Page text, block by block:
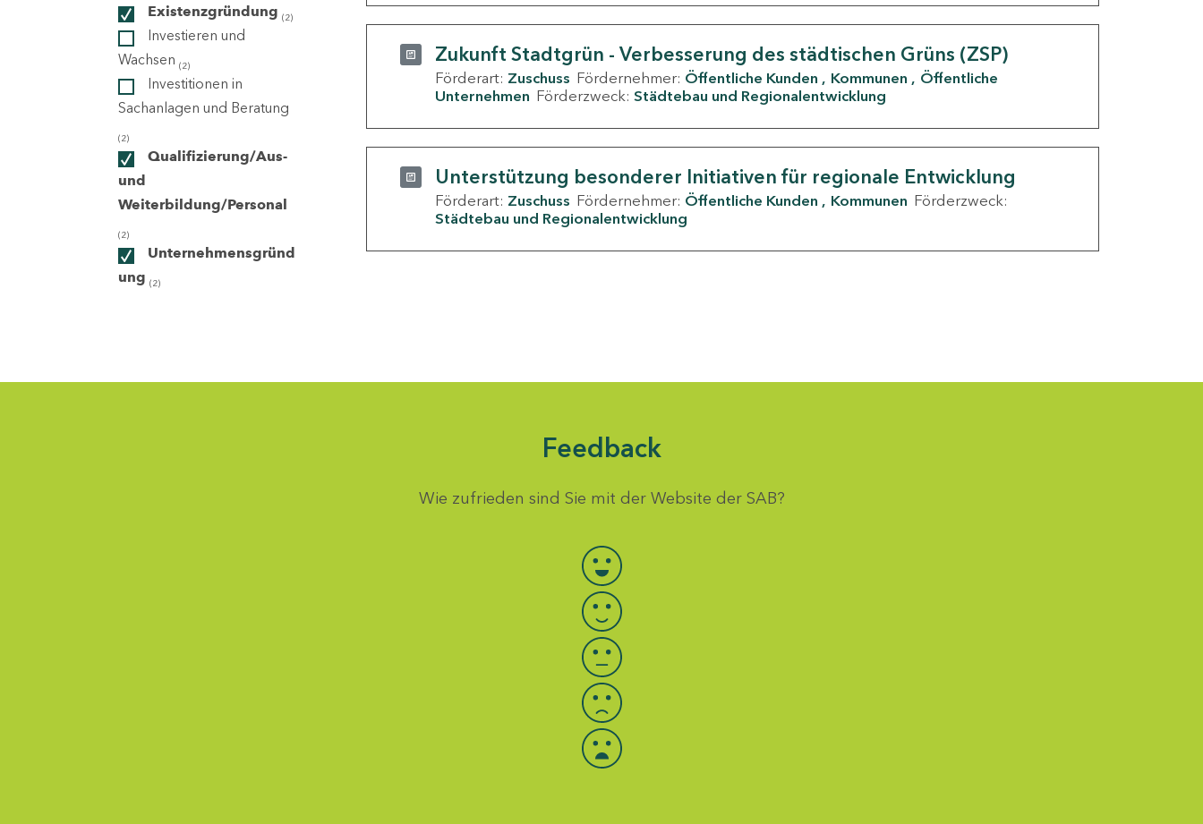
Existenzgründung (2)
Investieren und
Wachsen (2)
Investitionen in
Sachanlagen und Beratung
(2)
Qualifizierung/Aus-
und
Weiterbildung/Personal
(2)
Unternehmensgründ
ung (2)
Zukunft Stadtgrün - Verbesserung des städtischen Grüns (ZSP)
Förderart: Zuschuss Fördernehmer: Öffentliche Kunden Kommunen
Öffentliche
Unternehmen Förderzweck: Städtebau und Regionalentwicklung
Unterstützung besonderer Initiativen für regionale Entwicklung
Förderart: Zuschuss Fördernehmer: Öffentliche Kunden Kommunen Förderzweck:
Städtebau und Regionalentwicklung
Feedback
Wie zufrieden sind Sie mit der Website der SAB?
Bewertung auswählen